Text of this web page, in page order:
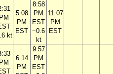
PM
kt
5:08
PM
EST
8:58
PM
EST
−0.6
kt
11:07
PM
EST
PM
6:14
PM
9:57
PM
EST